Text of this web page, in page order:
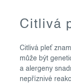
Citlivá
Citlivá pleť
může být
a alergeny
nepříznivé